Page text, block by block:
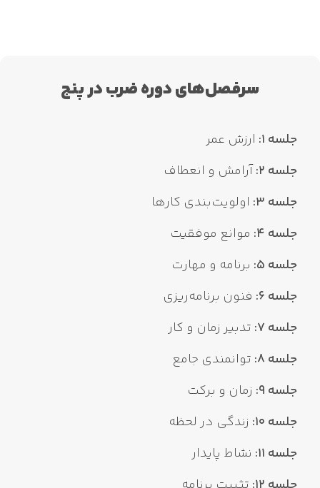
سرفصل‌های دوره ضرب در پنج
جلسه 1:
ارزش عمر
جلسه 2:
آرامش و انعطاف
جلسه 3:
اولویت‌بندی کارها
جلسه 4:
موانع موفقیت
جلسه 5:
برنامه و مهارت
جلسه 6:
فنون برنامه‌ریزی
جلسه 7:
تدبیر زمان و کار
جلسه 8:
توانمندی جامع
جلسه 9:
زمان و برکت
جلسه 10:
زندگی در لحظه
جلسه 11:
نشاط پایدار